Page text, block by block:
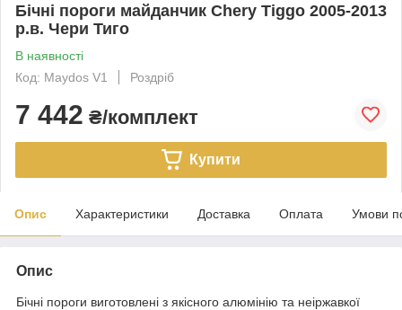
Бічні пороги майданчик Chery Tiggo 2005-2013
р.в. Чери Тиго
В наявності
Код: Maydos V1
Роздріб
7 442 ₴/комплект
Купити
Опис Характеристики Доставка Оплата Умови
Опис
Бічні пороги виготовлені з якісного алюмінію та неіржавкої